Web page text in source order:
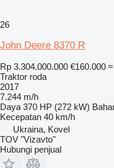
26
John Deere 8370 R
Rp 3.304.000.000 €160.000
Traktor roda
2017
7.244 m/h
Daya 370 HP (272 kW)
Kecepatan 40 km/h
Ukraina, Kovel
TOV "Vizavto"
Hubungi penjual